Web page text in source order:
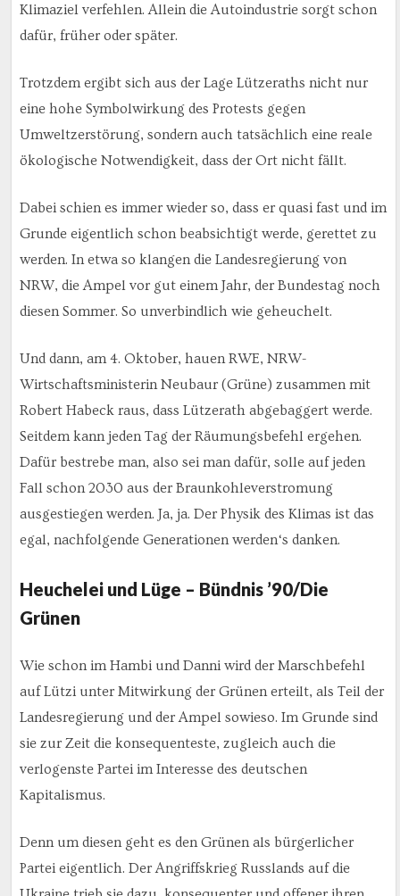
Klimaziel verfehlen. Allein die Autoindustrie sorgt schon
dafür, früher oder später.
Trotzdem ergibt sich aus der Lage Lützeraths nicht nur
eine hohe Symbolwirkung des Protests gegen
Umweltzerstörung, sondern auch tatsächlich eine reale
ökologische Notwendigkeit, dass der Ort nicht fällt.
Dabei schien es immer wieder so, dass er quasi fast und im
Grunde eigentlich schon beabsichtigt werde, gerettet zu
werden. In etwa so klangen die Landesregierung von
NRW, die Ampel vor gut einem Jahr, der Bundestag noch
diesen Sommer. So unverbindlich wie geheuchelt.
Und dann, am 4. Oktober, hauen RWE, NRW-
Wirtschaftsministerin Neubaur (Grüne) zusammen mit
Robert Habeck raus, dass Lützerath abgebaggert werde.
Seitdem kann jeden Tag der Räumungsbefehl ergehen.
Dafür bestrebe man, also sei man dafür, solle auf jeden
Fall schon 2030 aus der Braunkohleverstromung
ausgestiegen werden. Ja, ja. Der Physik des Klimas ist das
egal, nachfolgende Generationen werden‘s danken.
Heuchelei und Lüge – Bündnis ’90/Die
Grünen
Wie schon im Hambi und Danni wird der Marschbefehl
auf Lützi unter Mitwirkung der Grünen erteilt, als Teil der
Landesregierung und der Ampel sowieso. Im Grunde sind
sie zur Zeit die konsequenteste, zugleich auch die
verlogenste Partei im Interesse des deutschen
Kapitalismus.
Denn um diesen geht es den Grünen als bürgerlicher
Partei eigentlich. Der Angriffskrieg Russlands auf die